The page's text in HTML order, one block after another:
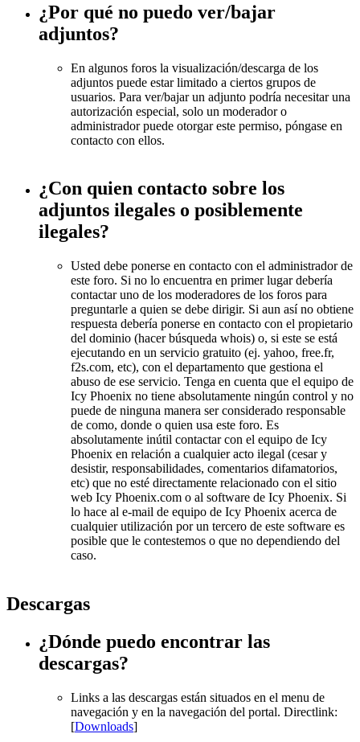
¿Por qué no puedo ver/bajar
adjuntos?
En algunos foros la visualización/descarga de los
adjuntos puede estar limitado a ciertos grupos de
usuarios. Para ver/bajar un adjunto podría necesitar una
autorización especial, solo un moderador o
administrador puede otorgar este permiso, póngase en
contacto con ellos.
¿Con quien contacto sobre los
adjuntos ilegales o posiblemente
ilegales?
Usted debe ponerse en contacto con el administrador de
este foro. Si no lo encuentra en primer lugar debería
contactar uno de los moderadores de los foros para
preguntarle a quien se debe dirigir. Si aun así no obtiene
respuesta debería ponerse en contacto con el propietario
del dominio (hacer búsqueda whois) o, si este se está
ejecutando en un servicio gratuito (ej. yahoo, free.fr,
f2s.com, etc), con el departamento que gestiona el
abuso de ese servicio. Tenga en cuenta que el equipo de
Icy Phoenix no tiene absolutamente ningún control y no
puede de ninguna manera ser considerado responsable
de como, donde o quien usa este foro. Es
absolutamente inútil contactar con el equipo de Icy
Phoenix en relación a cualquier acto ilegal (cesar y
desistir, responsabilidades, comentarios difamatorios,
etc) que no esté directamente relacionado con el sitio
web Icy Phoenix.com o al software de Icy Phoenix. Si
lo hace al e-mail de equipo de Icy Phoenix acerca de
cualquier utilización por un tercero de este software es
posible que le contestemos o que no dependiendo del
caso.
Descargas
¿Dónde puedo encontrar las
descargas?
Links a las descargas están situados en el menu de
navegación y en la navegación del portal. Directlink:
[Downloads]